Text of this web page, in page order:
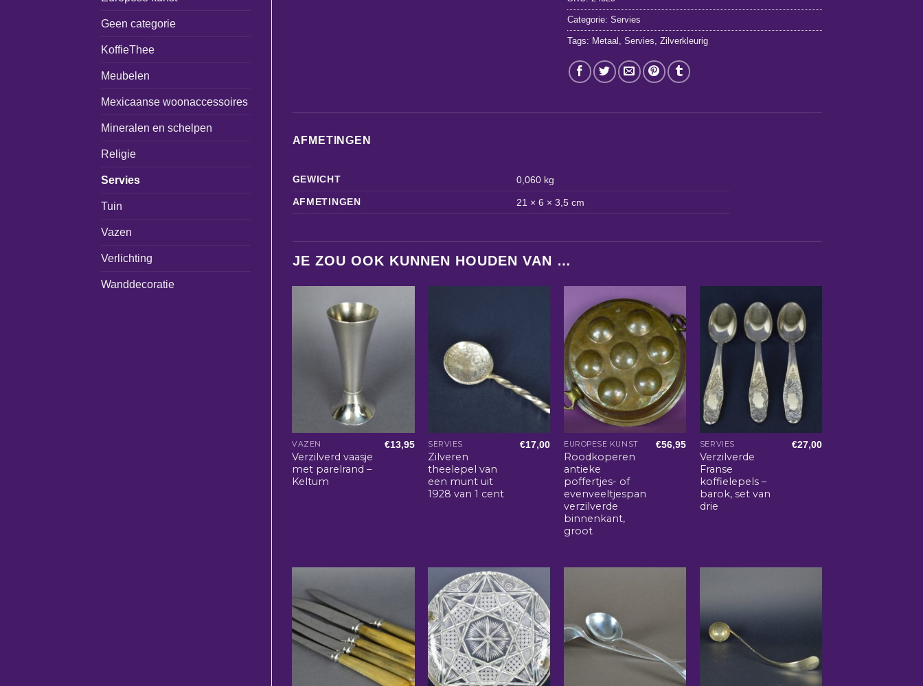
Geen categorie
KoffieThee
Meubelen
Mexicaanse woonaccessoires
Mineralen en schelpen
Religie
Servies
Tuin
Vazen
Verlichting
Wanddecoratie
Categorie:Servies
Tags: Metaal ,Servies ,Zilverkleurig
AFMETINGEN
GEWICHT
0,060 kg
AFMETINGEN
21 × 6 × 3,5 cm
JE ZOU OOK KUNNEN HOUDEN VAN …
VAZEN
Verzilverd vaasje
met parelrand –
Keltum
€13,95 SERVIES
Zilveren
theelepel van
een munt uit
1928 van 1 cent
€17,00 EUROPESE KUNST
Roodkoperen
antieke
poffertjes- of
evenveeltjespan
verzilverde
binnenkant,
groot
€56,95 SERVIES
Verzilverde
Franse
koffielepels –
barok, set van
drie
€27,00